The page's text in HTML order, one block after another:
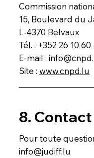
Commission
15, Boulevard du
L-4370 Belvaux
Tél. : +352 26 10 60
E-mail :
Site : www.cnpd.lu
8.
Pour toute
info@judiff.lu